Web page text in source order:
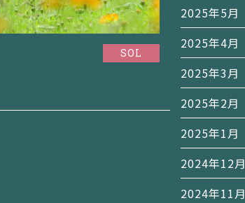
SOL
2025年5月
2025年4月
2025年3月
2025年2月
2025年1月
2024年12月
2024年11月